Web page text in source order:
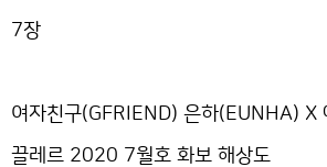
7장
여자친구(GFRIEND) 은하(EUNHA) X
끌레르 2020 7월호 화보 해상도